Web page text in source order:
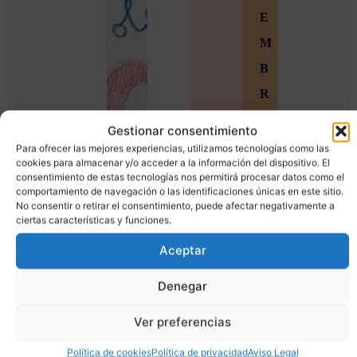
Gestionar consentimiento
Para ofrecer las mejores experiencias, utilizamos tecnologías como las
cookies para almacenar y/o acceder a la información del dispositivo. El
consentimiento de estas tecnologías nos permitirá procesar datos como el
comportamiento de navegación o las identificaciones únicas en este sitio.
No consentir o retirar el consentimiento, puede afectar negativamente a
ciertas características y funciones.
Aceptar
Denegar
Ver preferencias
Política de cookiesPolítica de privacidadAviso Legal
E
M
B
R
S
Ú
n
e
a